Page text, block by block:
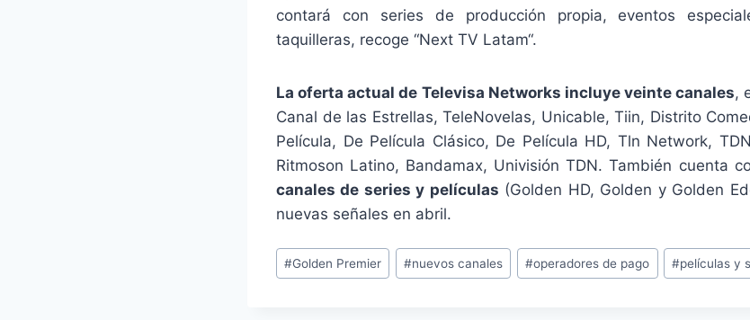
contará con series de producción propia, eventos
taquilleras, recoge “Next TV Latam“.
La oferta actual de Televisa Networks incluye veinte canales,
Canal de las Estrellas, TeleNovelas, Unicable, Tiin, Distrito
Película, De Película Clásico, De Película HD, Tln Network,
Ritmoson Latino, Bandamax, Univisión TDN. También cuenta
canales de series y películas (Golden HD, Golden y Golden
nuevas señales en abril.
Etiquetas
de
#Golden Premier #nuevos canales #operadores de pago #películas y